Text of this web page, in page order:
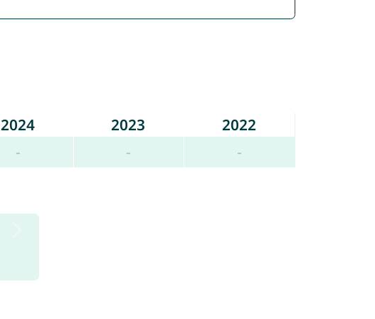
2024 2023
2022
- - -